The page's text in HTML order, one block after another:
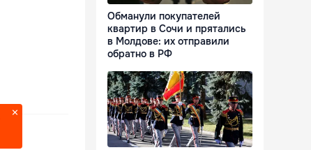
Обманули покупателей
квартир в Сочи и прятались
в Молдове: их отправили
обратно в РФ